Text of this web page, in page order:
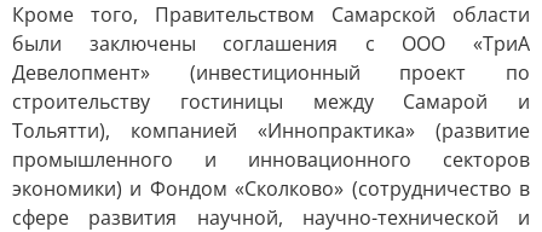
Кроме того, Правительством Самарской области
были заключены соглашения с ООО «ТриА
Девелопмент» (инвестиционный проект по
строительству гостиницы между Самарой и
Тольятти), компанией «Иннопрактика» (развитие
промышленного и инновационного секторов
экономики) и Фондом «Сколково» (сотрудничество в
сфере развития научной, научно-технической и